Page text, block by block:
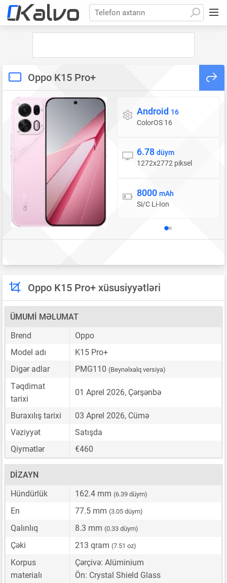
Telefon axtarın
Oppo K15 Pro+
Əməliyyat sistemi
Android 16
ColorOS 16
Ekran
6.78 düym
1272x2772 piksel
Batareya
8000 mAh
Si/C Li-Ion
Oppo K15 Pro+ xüsusiyyətləri
ÜMUMI MƏLUMAT
Brend
Oppo
Model adı
K15 Pro+
Digər adlar
PMG110 (Beynəlxalq versiya)
Təqdimat
tarixi
01 Aprel 2026, Çərşənbə
Buraxılış tarixi
03 Aprel 2026, Cümə
Vəziyyət
Satışda
Qiymətlər
€460
DIZAYN
Hündürlük
162.4 mm (6.39 düym)
En 77.5 mm (3.05 düym)
Qalınlıq 8.3 mm (0.33 düym)
Çəki 213 qram (7.51 oz)
Korpus
materialı
Çərçivə: Alüminium
Ön: Crystal Shield Glass